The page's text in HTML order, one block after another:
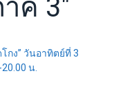
ค 3"
กง” วันอาทิตย์ที่ 3
น.